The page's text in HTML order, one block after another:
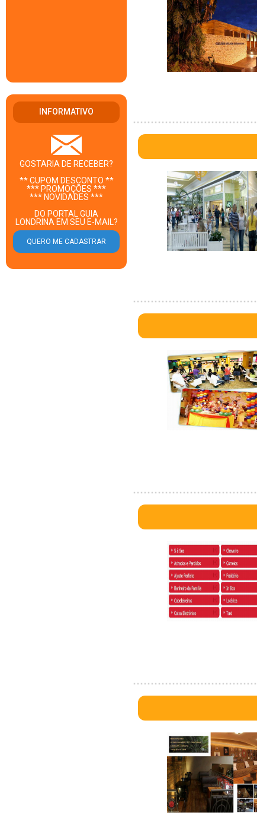
INFORMATIVO
GOSTARIA DE RECEBER?
** CUPOM DESCONTO **
*** PROMOÇÕES ***
*** NOVIDADES ***
DO PORTAL GUIA
LONDRINA EM SEU E-MAIL?